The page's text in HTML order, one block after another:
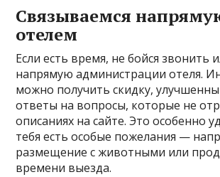
Связываемся
отелем
Если есть время, не бойся звонить
напрямую администрации отеля.
можно получить скидку,
ответы на вопросы, которые не
описаниях на сайте. Это особенно
тебя есть особые пожелания —
размещение с животными или
времени выезда.